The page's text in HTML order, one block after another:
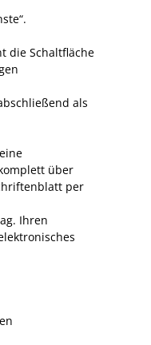
die Schaltfläche
als
über
per
Ihren